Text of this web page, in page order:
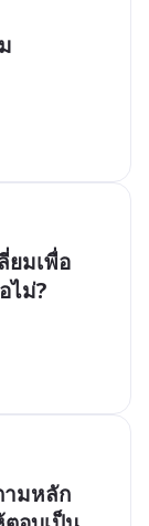
ยมเพื่อ
ไม่?
ามหลัก